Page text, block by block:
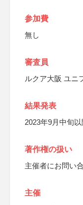
参加費
無し
審査員
ルクア大阪 ユニ
結果発表
2023年9月中旬
著作権の扱い
主催者にお問い
主催